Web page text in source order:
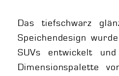
Das tiefschwarz
Speichendesign
SUVs entwickelt
Dimensionspalette